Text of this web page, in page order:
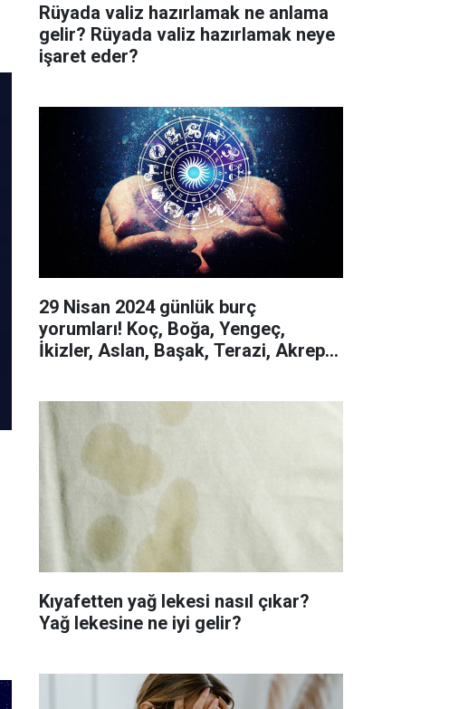
Rüyada valiz hazırlamak ne anlama
gelir? Rüyada valiz hazırlamak neye
işaret eder?
29 Nisan 2024 günlük burç
yorumları! Koç, Boğa, Yengeç,
İkizler, Aslan, Başak, Terazi, Akrep,
Kıyafetten yağ lekesi nasıl çıkar?
Yağ lekesine ne iyi gelir?